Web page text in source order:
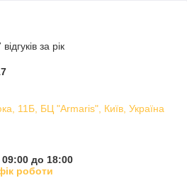
за рік
11Б, БЦ "Armaris", Київ, Україна
до 18:00
роботи